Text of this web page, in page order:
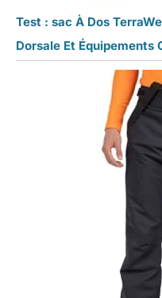
Test : sac À Dos
Dorsale Et Équipements